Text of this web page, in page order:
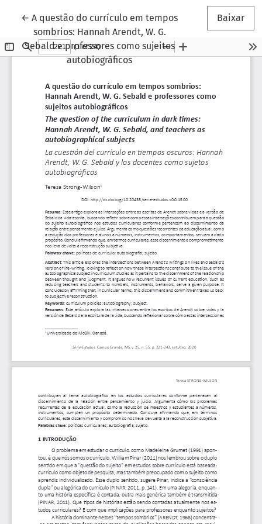
←Voltar aos Detalhes do Artigo
A questão do currículo em tempos
sombrios: Hannah Arendt, W. G.
Sebald e professores como sujeitos
autobiográficos
Baixar